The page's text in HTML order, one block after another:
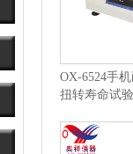
OX-6524手
扭转寿命试